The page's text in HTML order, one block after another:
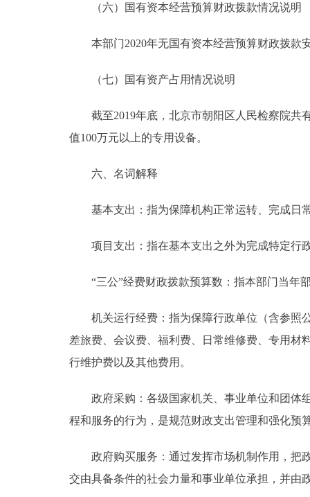
（六）国有资本经营预算财政拨款情况说明
本部门2020年无国有资本经营预算财政拨款
（七）国有资产占用情况说明
截至2019年底，北京市朝阳区人民检察院共有
值100万元以上的专用设备。
六、名词解释
基本支出：指为保障机构正常运转、完成日
项目支出：指在基本支出之外为完成特定行
“三公”经费财政拨款预算数：指本部门当年部
机关运行经费：指为保障行政单位（含参照公
差旅费、会议费、福利费、日常维修费、专用材
行维护费以及其他费用。
政府采购：各级国家机关、事业单位和团体组
程和服务的行为，是规范财政支出管理和强化预
政府购买服务：通过发挥市场机制作用，把政
交由具备条件的社会力量和事业单位承担，并由